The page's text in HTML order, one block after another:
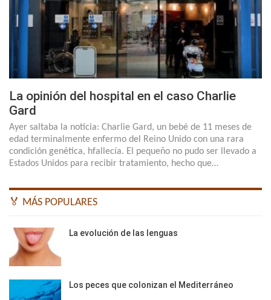
La opinión del hospital en el caso Charlie
Gard
Ayer saltaba la noticia: Charlie Gard, un bebé de 11 meses de
edad terminalmente enfermo del Reino Unido con una rara
condición genética, hfallecía. El pequeño no pudo ser llevado a
Estados Unidos para recibir tratamiento, hecho que…
🏅 MÁS POPULARES
La evolución de las lenguas
Los peces que colonizan el Mediterráneo